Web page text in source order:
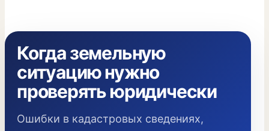
Когда земельную
ситуацию нужно
проверять юридически
Ошибки в кадастровых сведениях,